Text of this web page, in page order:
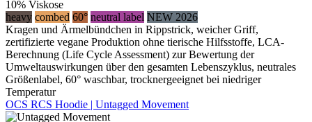
10% Viskose
heavy combed 60° neutral label NEW 2026
Kragen und Ärmelbündchen in Rippstrick, weicher Griff,
zertifizierte vegane Produktion ohne tierische Hilfsstoffe, LCA-
Berechnung (Life Cycle Assessment) zur Bewertung der
Umweltauswirkungen über den gesamten Lebenszyklus, neutrales
Größenlabel, 60° waschbar, trocknergeeignet bei niedriger
Temperatur
OCS RCS Hoodie | Untagged Movement